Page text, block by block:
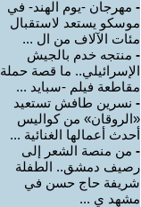
- مهرجان -يوم الهند- في
موسكو يستعد لاستقبال
مئات الآلاف من ال ...
- منتجه خدم بالجيش
الإسرائيلي.. ما قصة حملة
مقاطعة فيلم -سبايد ...
- نسرين طافش تستعيد
«الروقان» من كواليس
أحدث أعمالها الغنائية ...
- من منصة الشعر إلى
رصيف دمشق.. الطفلة
شريفة حاج حسن في
مشهد ي ...